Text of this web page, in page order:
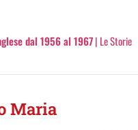
dal 1956 al 1967| Le Storie
Maria